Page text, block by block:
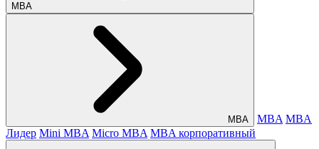
МВА
МВА MBA MBA
Лидер Mini MBA Micro MBA MBA корпоративный